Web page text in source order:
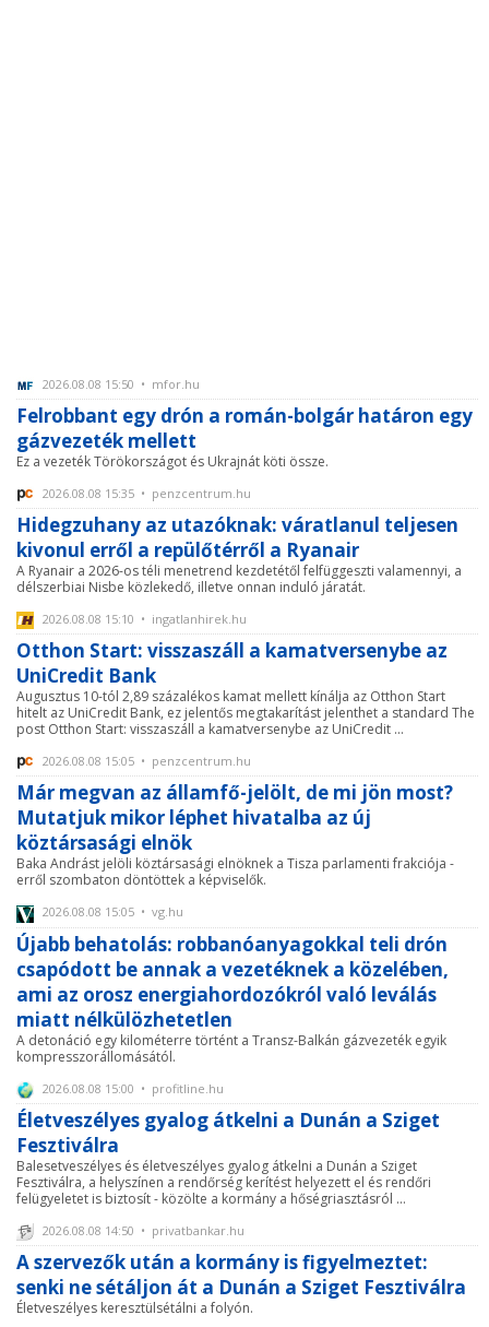
2026.08.08 15:50 • mfor.hu
Felrobbant egy drón a román-bolgár határon egy
gázvezeték mellett
Ez a vezeték Törökországot és Ukrajnát köti össze.
2026.08.08 15:35 • penzcentrum.hu
Hidegzuhany az utazóknak: váratlanul teljesen
kivonul erről a repülőtérről a Ryanair
A Ryanair a 2026-os téli menetrend kezdetétől felfüggeszti valamennyi, a
délszerbiai Nisbe közlekedő, illetve onnan induló járatát.
2026.08.08 15:10 • ingatlanhirek.hu
Otthon Start: visszaszáll a kamatversenybe az
UniCredit Bank
Augusztus 10-tól 2,89 százalékos kamat mellett kínálja az Otthon Start
hitelt az UniCredit Bank, ez jelentős megtakarítást jelenthet a standard The
post Otthon Start: visszaszáll a kamatversenybe az UniCredit ...
2026.08.08 15:05 • penzcentrum.hu
Már megvan az államfő-jelölt, de mi jön most?
Mutatjuk mikor léphet hivatalba az új
köztársasági elnök
Baka Andrást jelöli köztársasági elnöknek a Tisza parlamenti frakciója -
erről szombaton döntöttek a képviselők.
2026.08.08 15:05 • vg.hu
Újabb behatolás: robbanóanyagokkal teli drón
csapódott be annak a vezetéknek a közelében,
ami az orosz energiahordozókról való leválás
miatt nélkülözhetetlen
A detonáció egy kilométerre történt a Transz-Balkán gázvezeték egyik
kompresszorállomásától.
2026.08.08 15:00 • profitline.hu
Életveszélyes gyalog átkelni a Dunán a Sziget
Fesztiválra
Balesetveszélyes és életveszélyes gyalog átkelni a Dunán a Sziget
Fesztiválra, a helyszínen a rendőrség kerítést helyezett el és rendőri
felügyeletet is biztosít - közölte a kormány a hőségriasztásról ...
2026.08.08 14:50 • privatbankar.hu
A szervezők után a kormány is figyelmeztet:
senki ne sétáljon át a Dunán a Sziget Fesztiválra
Életveszélyes keresztülsétálni a folyón.